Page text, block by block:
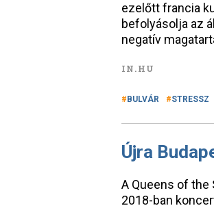
ezelőtt francia
befolyásolja az
negatív
IN.HU
BULVÁR STRESSZ
Újra
A Queens of the
2018-ban